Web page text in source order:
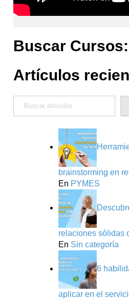
Buscar Cursos:
Artículos
brainstorming en
En PYMES
relaciones sólidas
En Sin categoría
6
aplicar en el